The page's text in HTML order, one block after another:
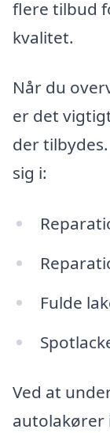
flere tilbud
kvalitet.
Når du
er det
der
sig i:
Fulde
Ved at
autolakører